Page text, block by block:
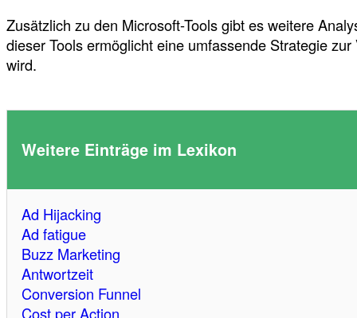
Zusätzlich zu den Microsoft-Tools gibt es weitere
dieser Tools ermöglicht eine umfassende Strategie
wird.
Weitere Einträge im Lexikon
Ad Hijacking
Ad fatigue
Buzz Marketing
Antwortzeit
Conversion Funnel
Cost per Action